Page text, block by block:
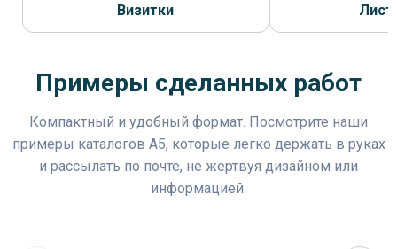
Визитки
Примеры сделанных работ
Компактный и удобный формат. Посмотрите наши
примеры каталогов A5, которые легко держать в руках
и рассылать по почте, не жертвуя дизайном или
информацией.